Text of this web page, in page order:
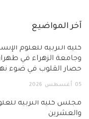
آخر المواضيع
كلية التربية للعلوم
وجامعة الزهراء في
حصار القلوب في ضوء
05 أغسطس 2026
مجلس كلية التربية
والعشرين